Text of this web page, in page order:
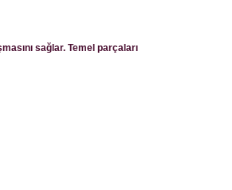
sağlar. Temel parçaları